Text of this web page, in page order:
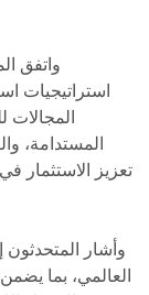
واتفق
استراتيجيات
المجالات
المستدامة،
تعزيز الاستثمار
وأشار المتحدثون
العالمي، بما